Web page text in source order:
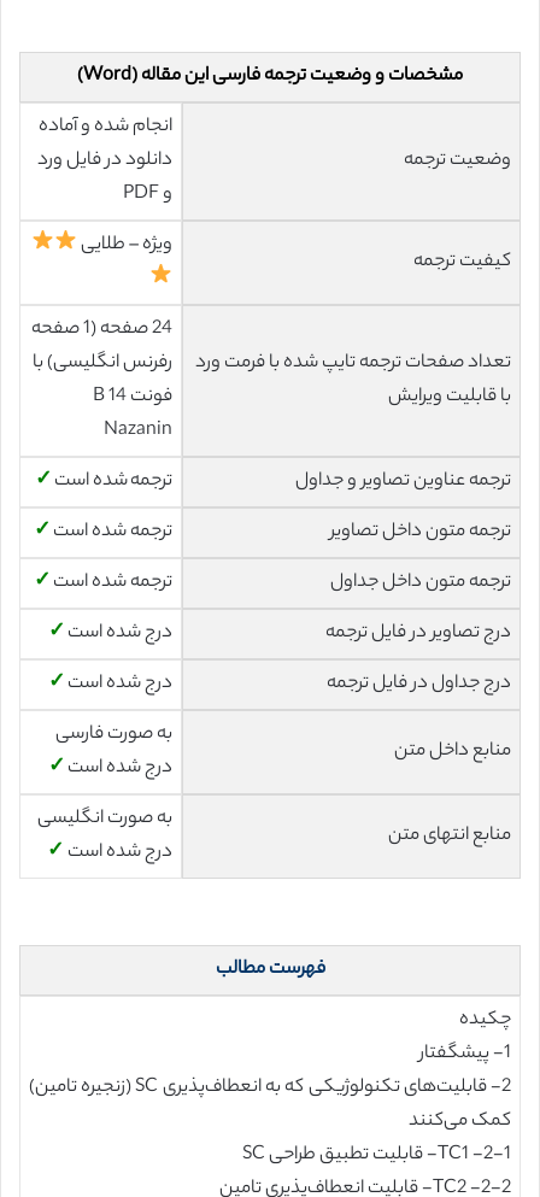
مشخصات و وضعیت ترجمه فارسی این مقاله (Word)
وضعیت ترجمه
انجام شده و آماده
دانلود در فایل ورد
و PDF
کیفیت ترجمه
ویژه – طلایی
تعداد صفحات ترجمه تایپ شده با فرمت ورد
با قابلیت ویرایش
24 صفحه (1 صفحه
رفرنس انگلیسی) با
فونت 14 B
Nazanin
ترجمه عناوین تصاویر و جداول
ترجمه شده است ✓
ترجمه متون داخل تصاویر
ترجمه شده است ✓
ترجمه متون داخل جداول
ترجمه شده است ✓
درج تصاویر در فایل ترجمه
درج شده است ✓
درج جداول در فایل ترجمه
درج شده است ✓
منابع داخل متن
به صورت فارسی
درج شده است ✓
منابع انتهای متن
به صورت انگلیسی
درج شده است ✓
فهرست مطالب
چکیده
1- پیشگفتار
2- قابلیت‌های تکنولوژیکی که به انعطاف‌پذیری SC (زنجیره تامین)
کمک می‌کنند
2-1- TC1- قابلیت تطبیق طراحی SC
2-2- TC2- قابلیت انعطاف‌پذیری تامین